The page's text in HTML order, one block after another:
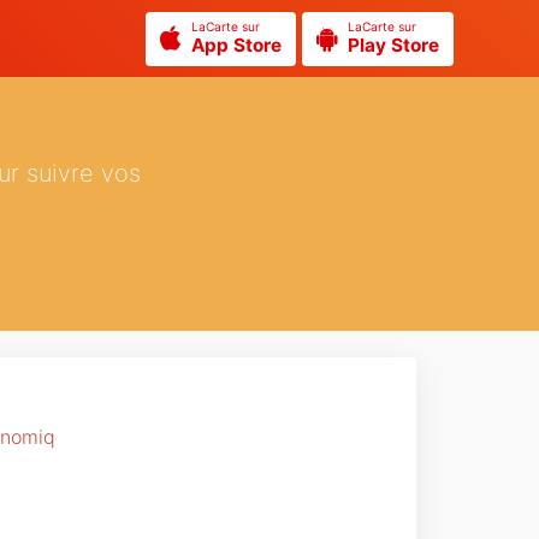
LaCarte sur
App Store
LaCarte sur
Play Store
suivre vos